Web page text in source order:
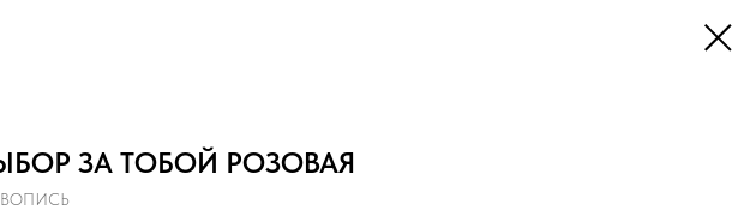
ЗА ТОБОЙ РОЗОВАЯ